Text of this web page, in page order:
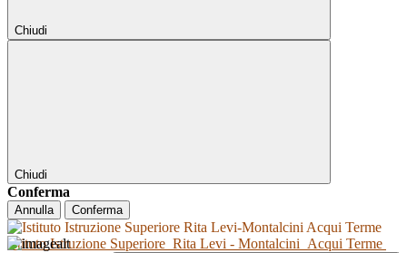
Chiudi
Chiudi
Conferma
Annulla Conferma
Istituto Istruzione Superiore Rita Levi - Montalcini Acqui Terme